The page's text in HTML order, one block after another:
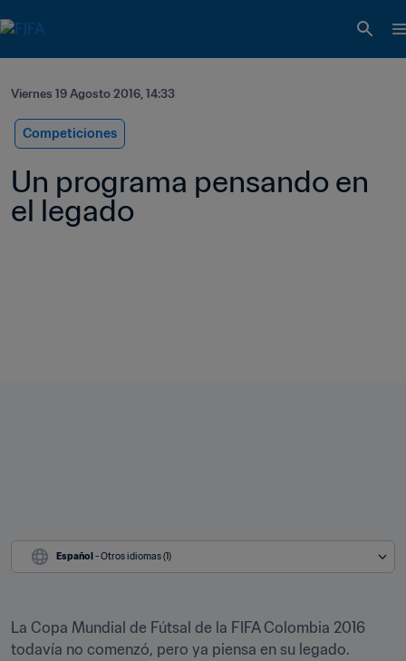
Viernes 19 Agosto 2016, 14:33
Competiciones
Un programa pensando en
el legado
Español - Otros idiomas (1)
La Copa Mundial de Fútsal de la FIFA Colombia 2016
todavía no comenzó, pero ya piensa en su legado.